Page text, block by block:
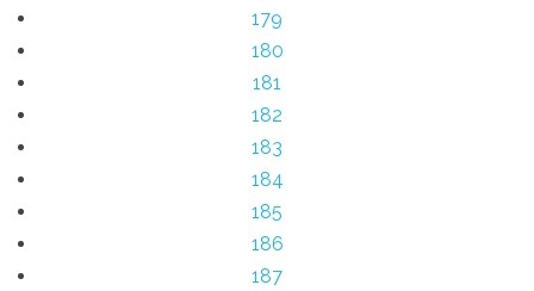
179
180
181
182
183
184
185
186
187